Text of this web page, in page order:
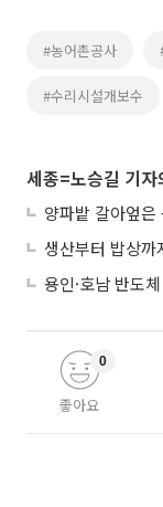
#농어촌공사
#수리시설개보수
세종=노승길 기자
양파밭 갈아엎
좋아요
0